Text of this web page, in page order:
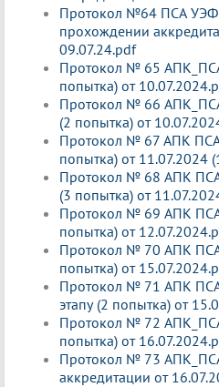
Протокол №64 ПСА УЭФ
прохождении
09.07.24.pdf
Протокол № 65
попытка) от
Протокол № 66
(2 попытка) от
Протокол № 67 АПК ПСА
попытка) от 11.07.2024
Протокол № 68 АПК ПСА
(3 попытка) от
Протокол № 69 АПК ПСА
попытка) от
Протокол № 70 АПК ПСА
попытка) от
Протокол № 71 АПК
этапу (2 попытка) от
Протокол № 72
попытка) от
Протокол № 73
аккредитации от